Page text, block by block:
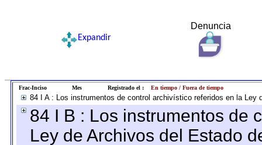
Denuncia
Expandir
Frac-Inciso Mes Registrado el : En tiempo / Fuera de tiempo
84 I A : Los instrumentos de control archivístico referidos en la
84 I B : Los instrumentos de
Ley de Archivos del Estado